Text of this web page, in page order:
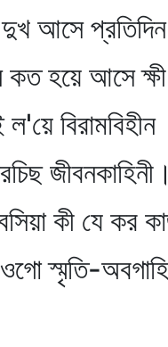
আসে
কত হয়ে আসে
বিরামবিহীন
জীবনকাহিনী।
কী যে কর